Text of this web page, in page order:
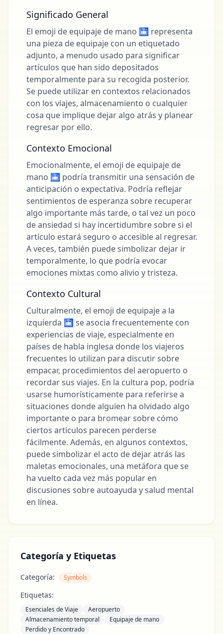
Significado General
El emoji de equipaje de mano 🛅 representa
una pieza de equipaje con un etiquetado
adjunto, a menudo usado para significar
artículos que han sido depositados
temporalmente para su recogida posterior.
Se puede utilizar en contextos relacionados
con los viajes, almacenamiento o cualquier
cosa que implique dejar algo atrás y planear
regresar por ello.
Contexto Emocional
Emocionalmente, el emoji de equipaje de
mano 🛅 podría transmitir una sensación de
anticipación o expectativa. Podría reflejar
sentimientos de esperanza sobre recuperar
algo importante más tarde, o tal vez un poco
de ansiedad si hay incertidumbre sobre si el
artículo estará seguro o accesible al regresar.
A veces, también puede simbolizar dejar ir
temporalmente, lo que podría evocar
emociones mixtas como alivio y tristeza.
Contexto Cultural
Culturalmente, el emoji de equipaje a la
izquierda 🛅 se asocia frecuentemente con
experiencias de viaje, especialmente en
países de habla inglesa donde los viajeros
frecuentes lo utilizan para discutir sobre
empacar, procedimientos del aeropuerto o
recordar sus viajes. En la cultura pop, podría
usarse humorísticamente para referirse a
situaciones donde alguien ha olvidado algo
importante o para bromear sobre cómo
ciertos artículos parecen perderse
fácilmente. Además, en algunos contextos,
puede simbolizar el acto de dejar atrás las
maletas emocionales, una metáfora que se
ha vuelto cada vez más popular en
discusiones sobre autoayuda y salud mental
en línea.
Categoría y Etiquetas
Categoría: Symbols
Etiquetas:
Esenciales de Viaje
Aeropuerto
Almacenamiento temporal
Equipaje de mano
Perdido y Encontrado